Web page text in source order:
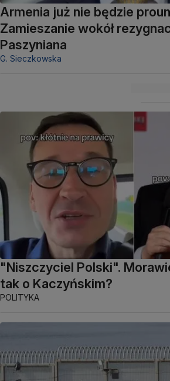
Armenia już nie będzie
Zamieszanie wokół
Paszyniana
G. Sieczkowska
"Niszczyciel Polski".
tak o Kaczyńskim?
POLITYKA